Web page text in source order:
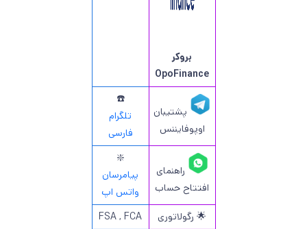
بروکر
OpoFinance
پشتیبان
اوپوفایننس
☎️
تلگرام
فارسی
راهنمای
افتتاح حساب
❇️
پیامرسان
واتس اپ
🌟 رگولاتوری
FSA , FCA